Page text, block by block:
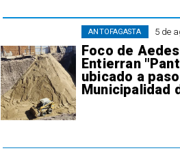
5 de
Foco de
Entierran
ubicado a
Municipalidad
ANTOFAGASTA